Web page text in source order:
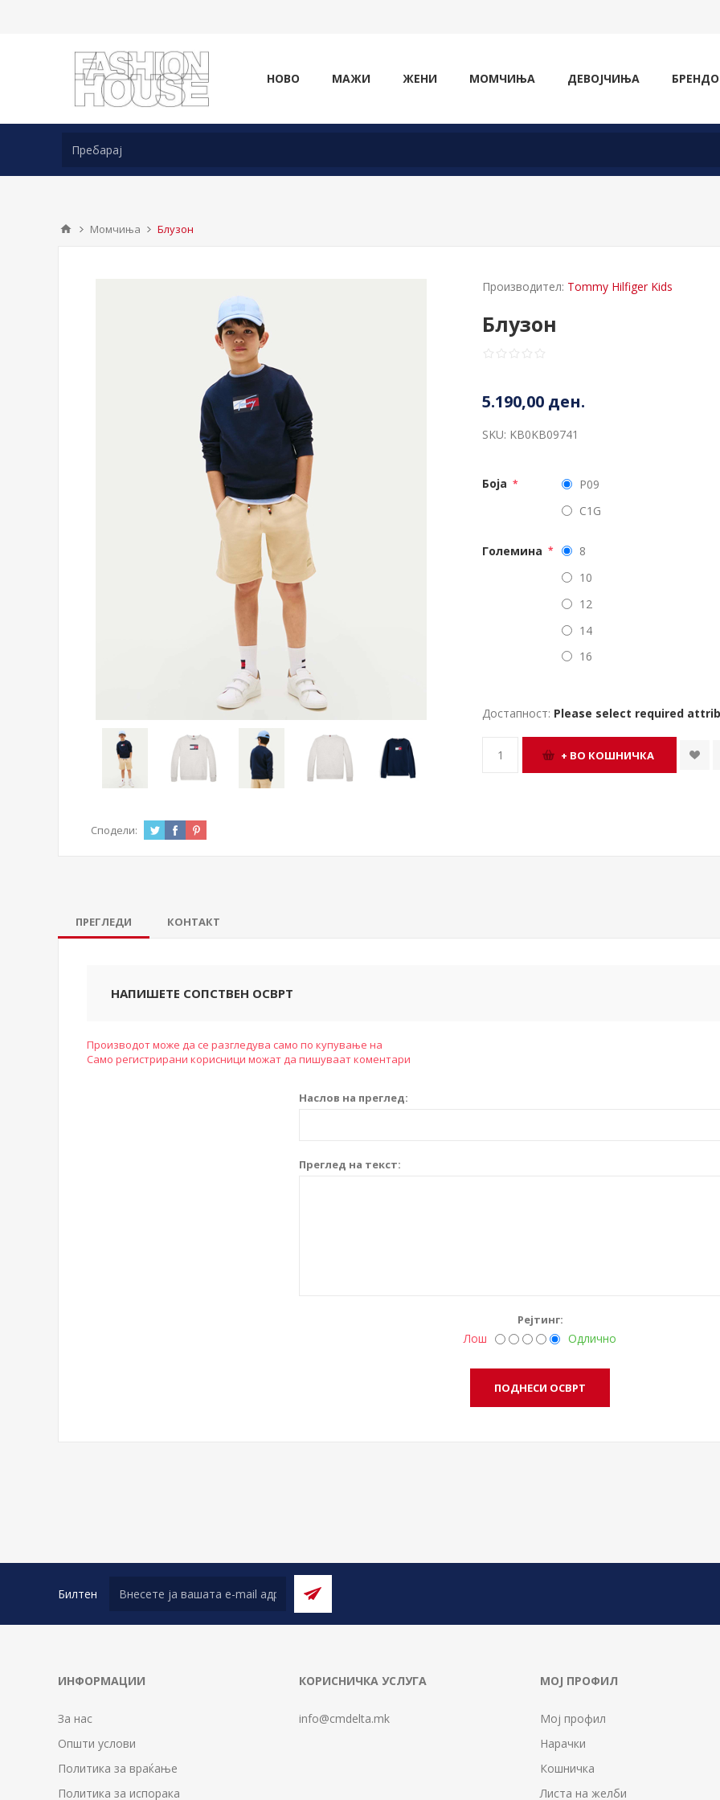
НОВО МАЖИ ЖЕНИ МОМЧИЊА ДЕВОЈЧИЊА
Момчиња Блузон
Производител: Tommy Hilfiger Kids
Блузон
5.190,00 ден.
SKU: KB0KB09741
Боја *
P09
C1G
Големина *
8
10
12
14
16
Достапност: Please select required
Сподели:
ПРЕГЛЕДИ КОНТАКТ
НАПИШЕТЕ СОПСТВЕН ОСВРТ
Производот може да се разгледува само по купување на
Само регистрирани корисници можат да пишуваат коментари
Наслов на преглед:
Преглед на текст:
Рејтинг:
Лош Одлично
Билтен
ИНФОРМАЦИИ
За нас
Општи услови
Политика за враќање
Политика за испорака
КОРИСНИЧКА УСЛУГА
info@cmdelta.mk
МОЈ ПРОФИЛ
Мој профил
Нарачки
Кошничка
Листа на желби